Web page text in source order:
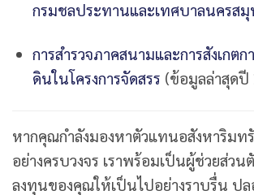
กรมชลประทานและเทศบาลนครสมุ
การสำรวจภาคสนามและการสังเกต
ดินในโครงการจัดสรร (ข้อมูลล่าสุดปี
หากคุณกำลังมองหาตัวแทนอสังหาริมท
อย่างครบวงจร เราพร้อมเป็นผู้ช่วยส่วน
ลงทุนของคุณให้เป็นไปอย่างราบรื่น ปล